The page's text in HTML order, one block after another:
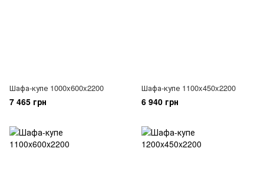
Шафа-купе 1000x600x2200
7 465 грн
Шафа-купе 1100x450x2200
6 940 грн